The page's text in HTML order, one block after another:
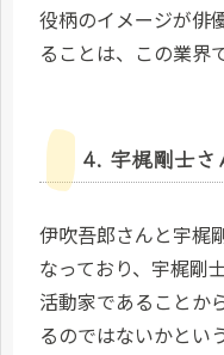
役柄のイメージが俳
ることは、この業界
4. 宇梶剛士さ
伊吹吾郎さんと宇梶
なっており、宇梶剛
活動家であることか
るのではないかとい